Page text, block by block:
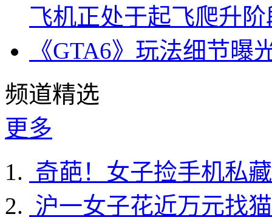
飞机正处于起飞爬升阶
《GTA6》玩法细节
频道精选
更多
奇葩！女子捡手机私
沪一女子花近万元找